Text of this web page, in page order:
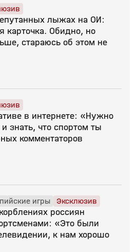
лыжах на ОИ:
карточка. Обидно, но
стараюсь об этом не
в интернете: «Нужно
знать, что спортом ты
комментаторов
игры Эксклюзив
россиян
«Это были
к нам хорошо